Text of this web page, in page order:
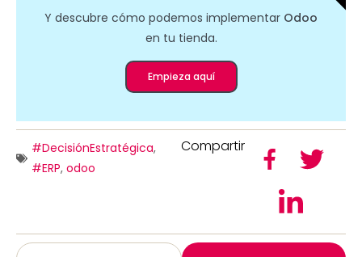
Y descubre cómo podemos implementar Odoo
en tu tienda.
Empieza aquí
#DecisiónEstratégica,
#ERP, odoo
Compartir